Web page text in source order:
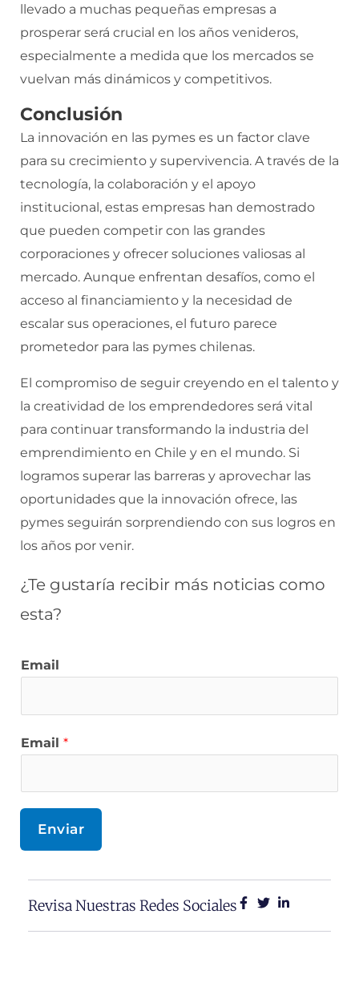
llevado a muchas pequeñas empresas a
prosperar será crucial en los años venideros,
especialmente a medida que los mercados se
vuelvan más dinámicos y competitivos.
Conclusión
La innovación en las pymes es un factor clave
para su crecimiento y supervivencia. A través de la
tecnología, la colaboración y el apoyo
institucional, estas empresas han demostrado
que pueden competir con las grandes
corporaciones y ofrecer soluciones valiosas al
mercado. Aunque enfrentan desafíos, como el
acceso al financiamiento y la necesidad de
escalar sus operaciones, el futuro parece
prometedor para las pymes chilenas.
El compromiso de seguir creyendo en el talento y
la creatividad de los emprendedores será vital
para continuar transformando la industria del
emprendimiento en Chile y en el mundo. Si
logramos superar las barreras y aprovechar las
oportunidades que la innovación ofrece, las
pymes seguirán sorprendiendo con sus logros en
los años por venir.
¿Te gustaría recibir más noticias como
esta?
Email
Email *
Enviar
Revisa Nuestras Redes Sociales